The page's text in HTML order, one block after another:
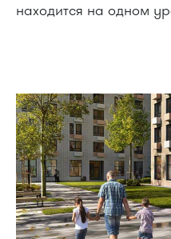
находится на одном